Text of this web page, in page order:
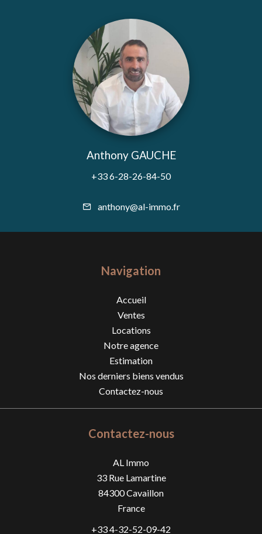
Anthony GAUCHE
+33 6-28-26-84-50
anthony@al-immo.fr
Navigation
Accueil
Ventes
Locations
Notre agence
Estimation
Nos derniers biens vendus
Contactez-nous
Contactez-nous
AL Immo
33 Rue Lamartine
84300Cavaillon
France
+33 4-32-52-09-42